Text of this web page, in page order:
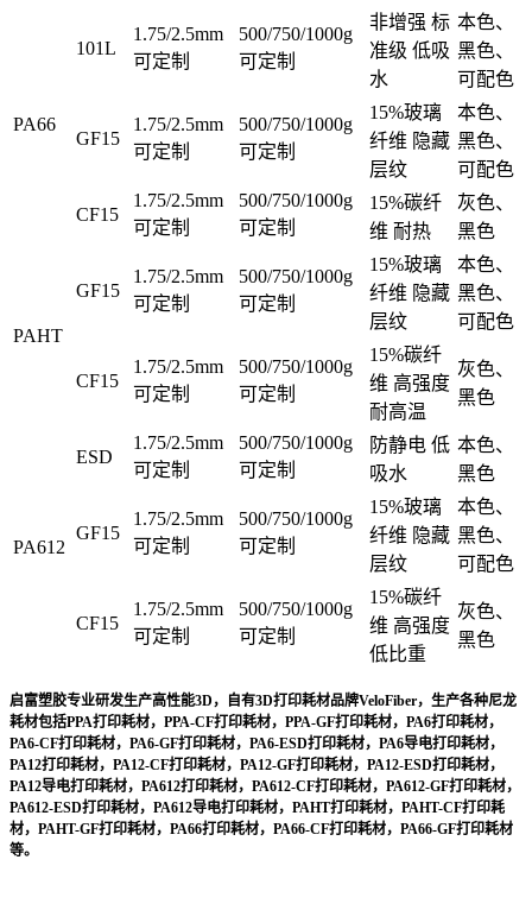
PA66
101L
1.75/2.5mm
可定制
500/750/1000g
可定制
非增强 标
准级 低吸
水
本色、
黑色、
可配色
GF15
1.75/2.5mm
可定制
500/750/1000g
可定制
15%玻璃
纤维 隐藏
层纹
本色、
黑色、
可配色
CF15
1.75/2.5mm
可定制
500/750/1000g
可定制
15%碳纤
维 耐热
灰色、
黑色
PAHT
GF15
1.75/2.5mm
可定制
500/750/1000g
可定制
15%玻璃
纤维 隐藏
层纹
本色、
黑色、
可配色
CF15
1.75/2.5mm
可定制
500/750/1000g
可定制
15%碳纤
维 高强度
耐高温
灰色、
黑色
PA612
ESD
1.75/2.5mm
可定制
500/750/1000g
可定制
防静电 低
吸水
本色、
黑色
GF15
1.75/2.5mm
可定制
500/750/1000g
可定制
15%玻璃
纤维 隐藏
层纹
本色、
黑色、
可配色
CF15
1.75/2.5mm
可定制
500/750/1000g
可定制
15%碳纤
维 高强度
低比重
灰色、
黑色
启富塑胶专业研发生产高性能3D，自有3D打印耗材品牌VeloFiber，生产各种尼龙
耗材包括PPA打印耗材，PPA-CF打印耗材，PPA-GF打印耗材，PA6打印耗材，
PA6-CF打印耗材，PA6-GF打印耗材，PA6-ESD打印耗材，PA6导电打印耗材，
PA12打印耗材，PA12-CF打印耗材，PA12-GF打印耗材，PA12-ESD打印耗材，
PA12导电打印耗材，PA612打印耗材，PA612-CF打印耗材，PA612-GF打印耗材，
PA612-ESD打印耗材，PA612导电打印耗材，PAHT打印耗材，PAHT-CF打印耗
材，PAHT-GF打印耗材，PA66打印耗材，PA66-CF打印耗材，PA66-GF打印耗材
等。